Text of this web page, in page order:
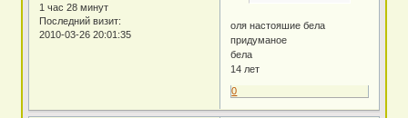
1 час 28 минут
Последний визит:
2010-03-26 20:01:35
оля настояшие бела
придуманое
бела
14 лет
0